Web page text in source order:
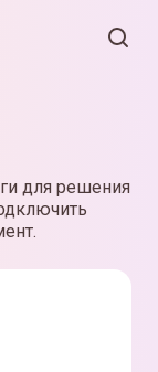
для решения